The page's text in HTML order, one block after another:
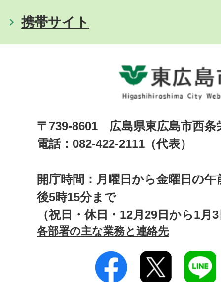
携帯サイト
〒739-8601 広島県東広島市西
電話：082-422-2111（代表）
開庁時間：月曜日から金曜日の午
後5時15分まで
（祝日・休日・12月29日から1月
各部署の主な業務と連絡先